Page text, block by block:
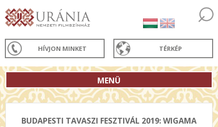
HÍVJON MINKET TÉRKÉP
MENÜ
BUDAPESTI TAVASZI FESZTIVÁL 2019: WIGAMA